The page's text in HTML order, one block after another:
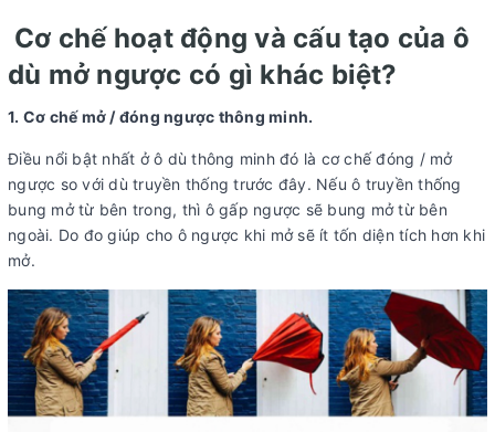
Cơ chế hoạt động và cấu tạo của ô
dù mở ngược có gì khác biệt?
1. Cơ chế mở / đóng ngược thông minh.
Điều nổi bật nhất ở ô dù thông minh đó là cơ chế đóng / mở
ngược so với dù truyền thống trước đây. Nếu ô truyền thống
bung mở từ bên trong, thì ô gấp ngược sẽ bung mở từ bên
ngoài. Do đo giúp cho ô ngược khi mở sẽ ít tốn diện tích hơn khi
mở.